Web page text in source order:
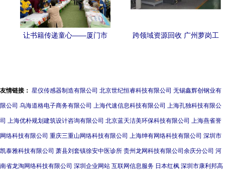
让书籍传递童心——厦门市
跨领域资源回收 广州萝岗工
友情链接： 星仪传感器制造有限公司 北京世纪恒睿科技有限公司 无锡鑫辉创钢业有
限公司 乌海道格电子商务有限公司 上海代速信息科技有限公司 上海孔独科技有限公
司 上海优朴规划建筑设计咨询有限公司 北京蓝天洁美环保科技有限公司 上海燕雀誉
网络科技有限公司 重庆三重山网络科技有限公司 上海绅有网络科技有限公司 深圳市
凯泰雅科技有限公司 萧县刘套镇徐安中医诊所 贵州龙网科技有限公司余庆分公司 河
南省龙淘网络科技有限公司 深圳企业网站 互联网信息服务 日本红枫 深圳市康利邦高